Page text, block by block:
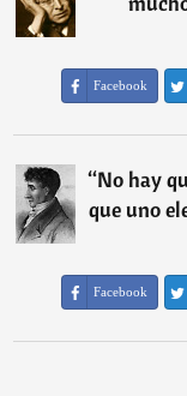
Facebook
“No hay
que uno
Facebook